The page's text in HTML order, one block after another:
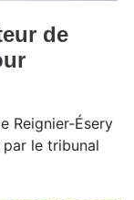
de
Reignier-Ésery
le tribunal